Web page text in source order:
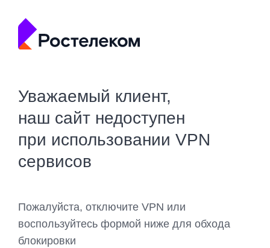
Уважаемый клиент,
наш сайт недоступен
при использовании VPN
сервисов
Пожалуйста, отключите VPN или
воспользуйтесь формой ниже для обхода
блокировки